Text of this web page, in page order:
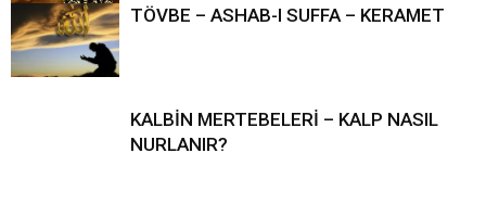
TÖVBE – ASHAB-I SUFFA – KERAMET
KALBİN MERTEBELERİ – KALP NASIL
NURLANIR?